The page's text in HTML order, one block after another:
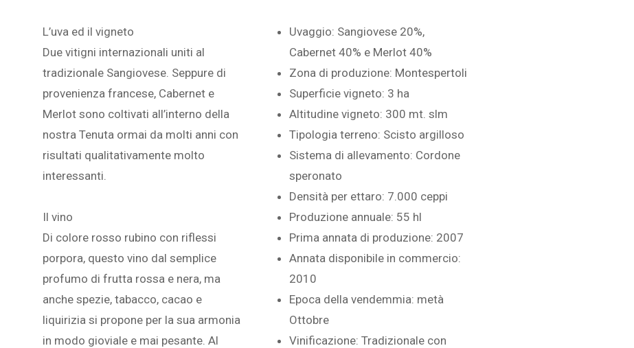
L’uva ed il vigneto
Due vitigni internazionali uniti al
tradizionale Sangiovese. Seppure di
provenienza francese, Cabernet e
Merlot sono coltivati all’interno della
nostra Tenuta ormai da molti anni con
risultati qualitativamente molto
interessanti.
Il vino
Di colore rosso rubino con riflessi
porpora, questo vino dal semplice
profumo di frutta rossa e nera, ma
anche spezie, tabacco, cacao e
liquirizia si propone per la sua armonia
in modo gioviale e mai pesante. Al
Uvaggio: Sangiovese 20%,
Cabernet 40% e Merlot 40%
Zona di produzione: Montespertoli
Superficie vigneto: 3 ha
Altitudine vigneto: 300 mt. slm
Tipologia terreno: Scisto argilloso
Sistema di allevamento: Cordone
speronato
Densità per ettaro: 7.000 ceppi
Produzione annuale: 55 hl
Prima annata di produzione: 2007
Annata disponibile in commercio:
2010
Epoca della vendemmia: metà
Ottobre
Vinificazione: Tradizionale con